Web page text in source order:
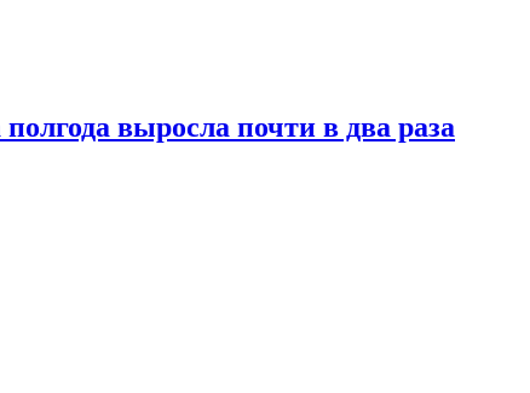
выросла почти в два раза